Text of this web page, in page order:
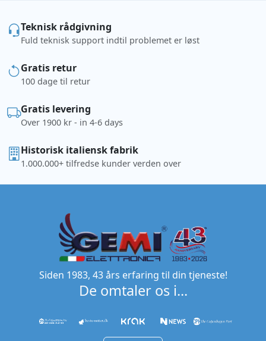
Teknisk rådgivning
Fuld teknisk support indtil problemet er løst
Gratis retur
100 dage til retur
Gratis levering
Over 1900 kr - in 4-6 days
Historisk italiensk fabrik
1.000.000+ tilfredse kunder verden over
Siden 1983, 43 års erfaring til din tjeneste!
De omtaler os i...